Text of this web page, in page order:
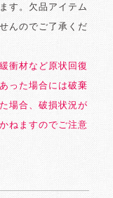
す。欠品アイテム
んのでご了承くだ
衝材など原状回復
った場合には破棄
場合、破損状況が
ねますのでご注意